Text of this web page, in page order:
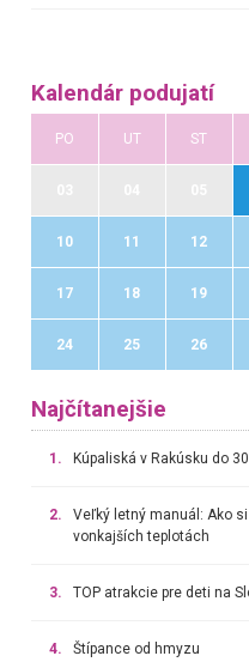
Kalendár podujatí
PO UT ST
10 11 12
17 18 19
24 25 26
Najčítanejšie
1. Kúpaliská v Rakúsku do
2.
Veľký letný manuál: Ako
vonkajších teplotách
3. TOP atrakcie pre deti na
4. Štípance od hmyzu